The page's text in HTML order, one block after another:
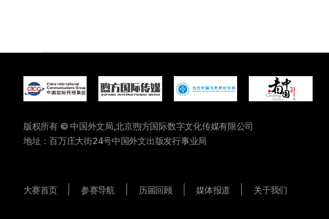
版权所有 © 中国外文局,北京煦方国际数字文化传媒有限公司
地址：百万庄大街24号中国外文出版发行事业局
大赛首页 参赛导航 历届回顾 媒体报道 关于我们